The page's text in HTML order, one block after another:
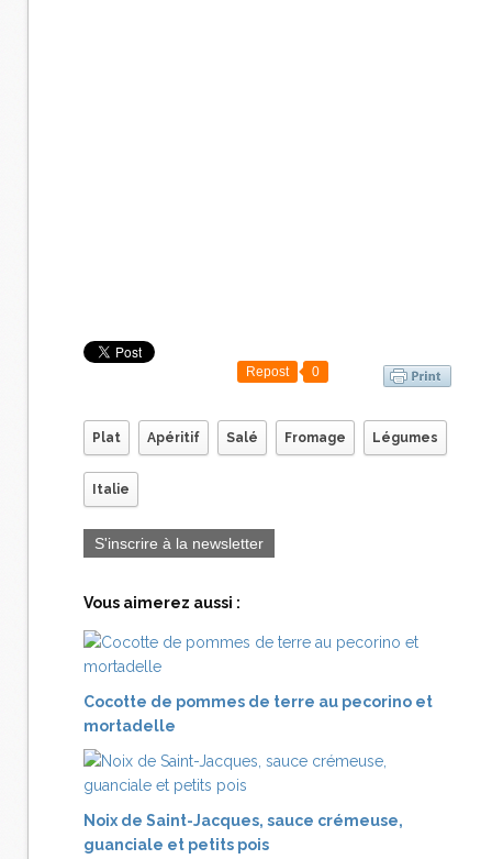
Repost 0
Plat Apéritif Salé Fromage Légumes
Italie
S'inscrire à la newsletter
Vous aimerez aussi :
Cocotte de pommes de terre au pecorino et
mortadelle
Noix de Saint-Jacques, sauce crémeuse,
guanciale et petits pois